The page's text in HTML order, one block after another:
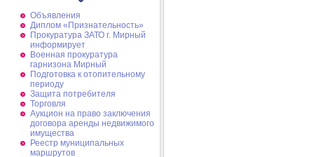
Объявления
Диплом «Признательность»
Прокуратура ЗАТО г. Мирный
информирует
Военная прокуратура
гарнизона Мирный
Подготовка к отопительному
периоду
Защита потребителя
Торговля
Аукцион на право заключения
договора аренды недвижимого
имущества
Реестр муниципальных
маршрутов